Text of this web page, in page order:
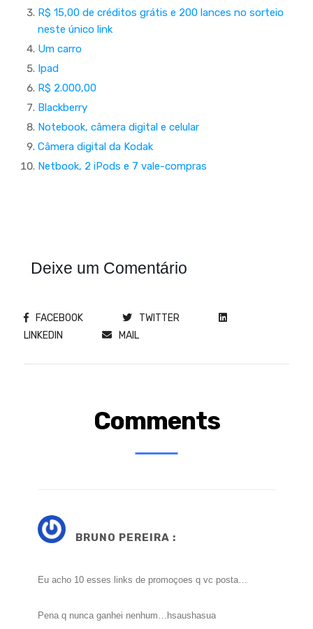
R$ 15,00 de créditos grátis e 200 lances no sorteio
neste único link
Um carro
Ipad
R$ 2.000,00
Blackberry
Notebook, câmera digital e celular
Câmera digital da Kodak
Netbook, 2 iPods e 7 vale-compras
Deixe um Comentário
FACEBOOK
TWITTER
LINKEDIN
MAIL
Comments
BRUNO PEREIRA :
Eu acho 10 esses links de promoçoes q vc posta…
Pena q nunca ganhei nenhum…hsaushasua